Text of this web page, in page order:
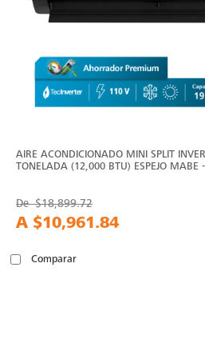
AIRE ACONDICIONADO MINI SPLIT
TONELADA (12,000 BTU) ESPEJO
De$18,899.72
A $10,961.84
Comparar